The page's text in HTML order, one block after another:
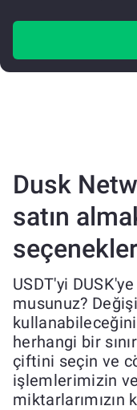
Dusk
satın
seçenekler
USDT'yi
musunuz?
herhangi bir
çiftini seçin ve
işlemlerimizin
miktarlarımızın